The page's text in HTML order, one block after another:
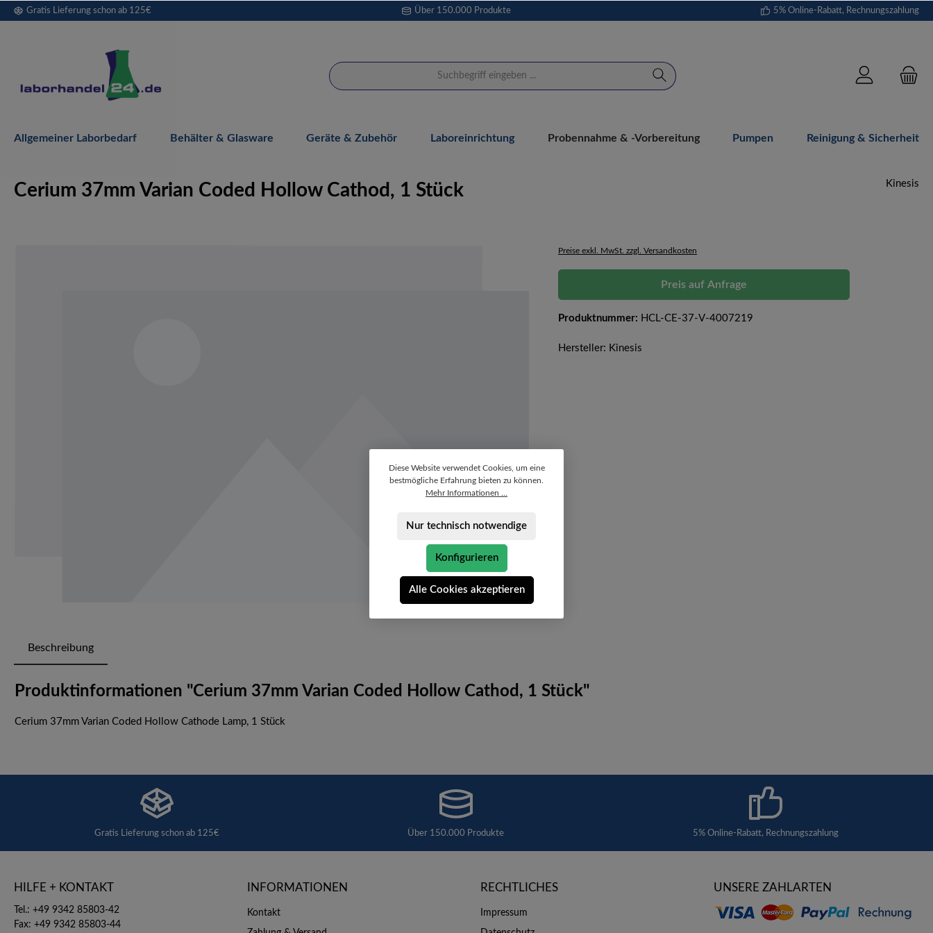
Zur Hauptnavigation springen
Gratis Lieferung schon ab 125€ Über 150.000 Produkte 5% Online-Rabatt, Rechnungszahlung
Allgemeiner Laborbedarf Behälter & Glasware Geräte & Zubehör Laboreinrichtung Probennahme & -vorbereitung Pumpen Reinigung & Sicherheit
Cerium 37mm Varian Coded Hollow Cathod, 1 Stück Kinesis
Preise exkl. MwSt. zzgl. Versandkosten
Preis auf Anfrage
Produktnummer: HCL-CE-37-V-4007219
Hersteller: Kinesis
Beschreibung
Produktinformationen "Cerium 37mm Varian Coded Hollow Cathod, 1 Stück"
Cerium 37mm Varian Coded Hollow Cathode Lamp, 1 Stück
Gratis Lieferung schon ab 125€ Über 150.000 Produkte 5% Online-Rabatt, Rechnungszahlung
HILFE + KONTAKT
Tel.: +49 9342 85803-42
Fax: +49 9342 85803-44
INFORMATIONEN
Kontakt
RECHTLICHES
Impressum
UNSERE ZAHLARTEN
Diese Website verwendet Cookies, um eine
bestmögliche Erfahrung bieten zu können.
Mehr Informationen ...
Nur technisch notwendige
Konfigurieren
Alle Cookies akzeptieren